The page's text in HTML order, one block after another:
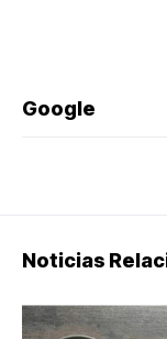
Google
Noticias